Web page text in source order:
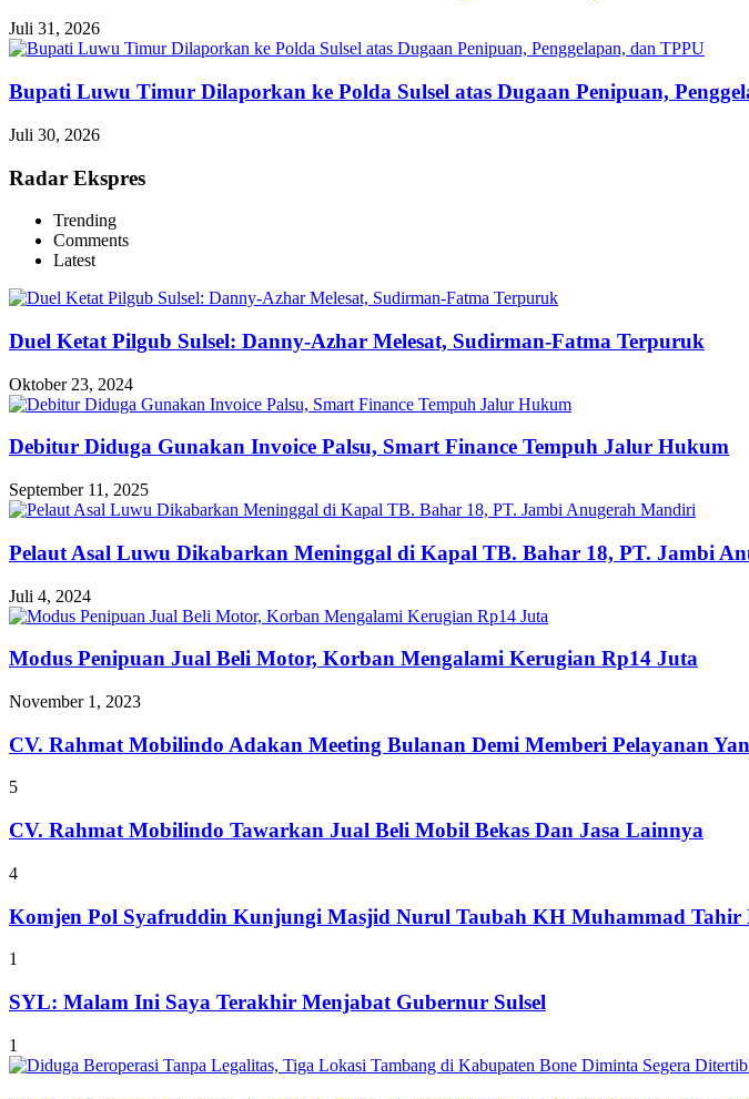
Juli 31, 2026
Bupati Luwu Timur Dilaporkan ke Polda Sulsel atas Dugaan Penipuan,
Juli 30, 2026
Radar Ekspres
Trending
Comments
Latest
Duel Ketat Pilgub Sulsel: Danny-Azhar Melesat, Sudirman-Fatma Terpuruk
Oktober 23, 2024
Debitur Diduga Gunakan Invoice Palsu, Smart Finance Tempuh Jalur Hukum
September 11, 2025
Pelaut Asal Luwu Dikabarkan Meninggal di Kapal TB. Bahar 18, PT. Jambi
Juli 4, 2024
Modus Penipuan Jual Beli Motor, Korban Mengalami Kerugian Rp14 Juta
November 1, 2023
CV. Rahmat Mobilindo Adakan Meeting Bulanan Demi Memberi Pelayanan
5
CV. Rahmat Mobilindo Tawarkan Jual Beli Mobil Bekas Dan Jasa Lainnya
4
Komjen Pol Syafruddin Kunjungi Masjid Nurul Taubah KH Muhammad Tahir
1
SYL: Malam Ini Saya Terakhir Menjabat Gubernur Sulsel
1